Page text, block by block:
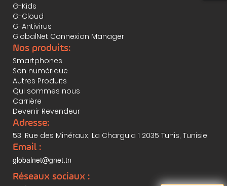
G-Kids
G-Cloud
G-Antivirus
GlobalNet Connexion Manager
Nos produits:
Smartphones
Son numérique
Autres Produits
Qui sommes nous
Carrière
Devenir Revendeur
Adresse:
53, Rue des Minéraux, La Charguia 1 2035 Tunis, Tunisie
Email :
globalnet@gnet.tn
Réseaux sociaux :